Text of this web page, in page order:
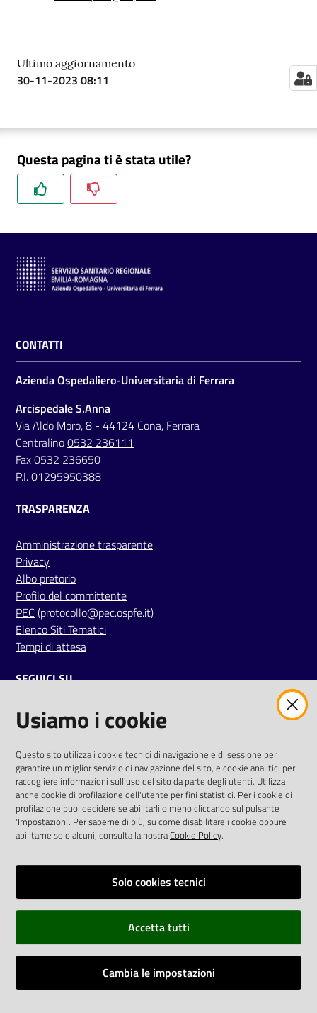
m
m
i
s
t
a
o
n
e
a
s
p
r
e
n
t
e
Fornitori
Seguici
su
Ultimo aggiornamento
30-11-2023 08:11
Questa pagina ti è stata utile?
CONTATTI
Azienda Ospedaliero-Universitaria di Ferrara
Arcispedale S.Anna
Via Aldo Moro, 8 - 44124 Cona, Ferrara
Centralino0532 236111
Fax 0532 236650
P.I. 01295950388
TRASPARENZA
Amministrazione trasparente
Privacy
Albo pretorio
Profilo del committente
PEC (protocollo@pec.ospfe.it)
Elenco Siti Tematici
Tempi di attesa
SEGUICI SU
twitterfacebookyoutube
AREA DIPENDENTI
Posta Elettronica Aziendale
Cloud aziendale(manuale di istruzioni)
Portale del Dipendente
Sito intranet
Redazione web
Credits
Usiamo i cookie
Questo sito utilizza i cookie tecnici di navigazione e di sessione per
garantire un miglior servizio di navigazione del sito, e cookie analitici per
raccogliere informazioni sull'uso del sito da parte degli utenti. Utilizza
anche cookie di profilazione dell'utente per fini statistici. Per i cookie di
profilazione puoi decidere se abilitarli o meno cliccando sul pulsante
'Impostazioni'. Per saperne di più, su come disabilitare i cookie oppure
abilitarne solo alcuni, consulta la nostraCookie Policy.
Solo cookies tecnici
Accetta tutti
Cambia le impostazioni